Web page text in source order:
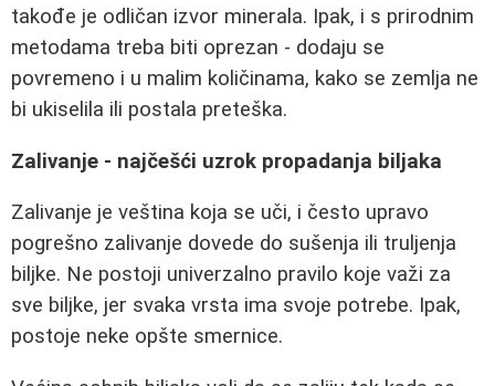
takođe je odličan izvor minerala. Ipak, i s prirodnim
metodama treba biti oprezan - dodaju se
povremeno i u malim količinama, kako se zemlja ne
bi ukiselila ili postala preteška.
Zalivanje - najčešći uzrok propadanja biljaka
Zalivanje je veština koja se uči, i često upravo
pogrešno zalivanje dovede do sušenja ili truljenja
biljke. Ne postoji univerzalno pravilo koje važi za
sve biljke, jer svaka vrsta ima svoje potrebe. Ipak,
postoje neke opšte smernice.